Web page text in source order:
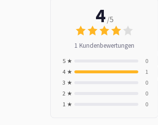
4 /5
1 Kundenbewertungen
5 ★
0
4 ★
1
3 ★
0
2 ★
0
1 ★
0